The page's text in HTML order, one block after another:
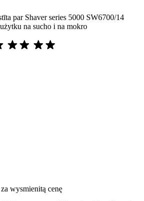
par Shaver series 5000 SW6700/14
na sucho i na mokro
wysmienitą cenę